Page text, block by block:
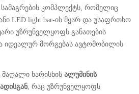
კომპლექტს, რომელიც
LED light bar-ის მყარ და უსაფრთხო
უზრუნველყოფს განათების
იდეალურ მორგებას ავტომობილის
ხარისხის ალუმინის
, რაც უზრუნველყოფს